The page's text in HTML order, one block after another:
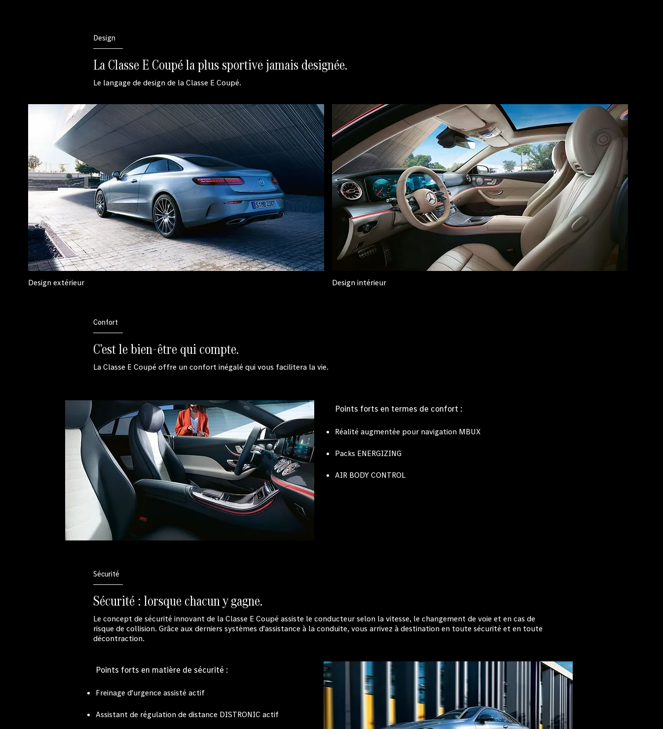
Design
La Classe E Coupé la plus sportive jamais designée.
Le langage de design de la Classe E Coupé.
Design extérieur Design intérieur
Confort
C'est le bien-être qui compte.
La Classe E Coupé offre un confort inégalé qui vous facilitera la vie.
Points forts en termes de confort :
Réalité augmentée pour navigation MBUX
Packs ENERGIZING
AIR BODY CONTROL
Sécurité
Sécurité : lorsque chacun y gagne.
Le concept de sécurité innovant de la Classe E Coupé assiste le conducteur selon la vitesse, le changement de voie et en cas de
risque de collision. Grâce aux derniers systèmes d'assistance à la conduite, vous arrivez à destination en toute sécurité et en toute
décontraction.
Points forts en matière de sécurité :
Freinage d'urgence assisté actif
Assistant de régulation de distance DISTRONIC actif